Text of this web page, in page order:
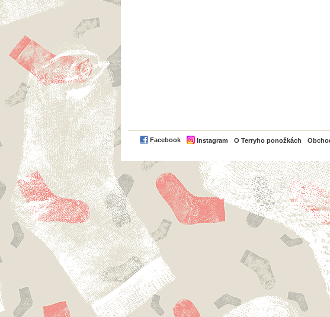
Facebook Instagram O Terryho ponožkách PayPal